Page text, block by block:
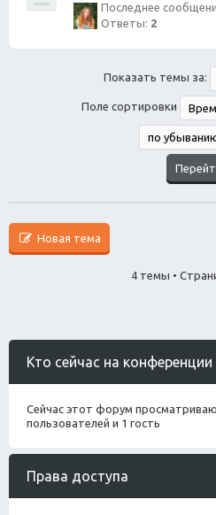
Последнее
Ответы: 2
Показать темы за:
Поле сортировки
Новая тема
4 темы •
Кто сейчас на конференции
Сейчас этот форум
пользователей и 1 гость
Права доступа